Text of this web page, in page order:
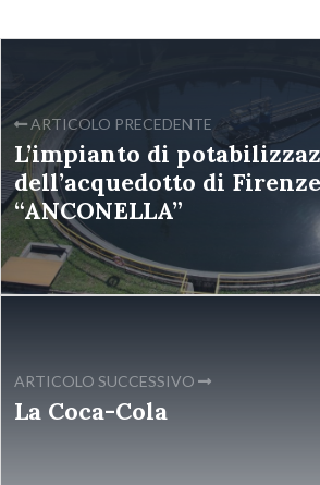
ARTICOLO PRECEDENTE
L’impianto di
dell’acquedotto di Firenze
“ANCONELLA”
ARTICOLO SUCCESSIVO
La Coca-Cola